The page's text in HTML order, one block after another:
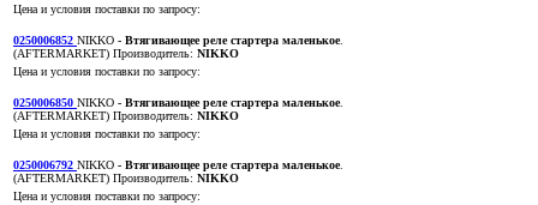
Цена и условия поставки по запросу:
0250006852 NIKKO - Втягивающее реле стартера маленькое.
(AFTERMARKET) Производитель: NIKKO
Цена и условия поставки по запросу:
0250006850 NIKKO - Втягивающее реле стартера маленькое.
(AFTERMARKET) Производитель: NIKKO
Цена и условия поставки по запросу:
0250006792 NIKKO - Втягивающее реле стартера маленькое.
(AFTERMARKET) Производитель: NIKKO
Цена и условия поставки по запросу: